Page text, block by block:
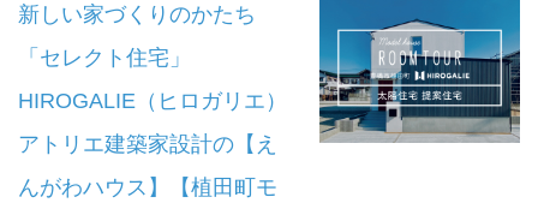
新しい家づくりのかたち
「セレクト住宅」
HIROGALIE（ヒロガリエ）
アトリエ建築家設計の【え
んがわハウス】【植田町モ